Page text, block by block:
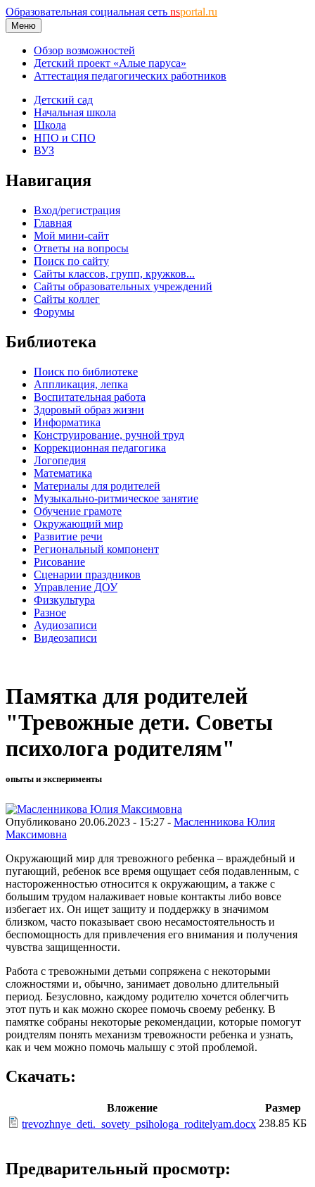
Образовательная социальная сеть nsportal.ru
Меню
Обзор возможностей
Детский проект «Алые паруса»
Аттестация педагогических работников
Детский сад
Начальная школа
Школа
НПО и СПО
ВУЗ
Навигация
Вход/регистрация
Главная
Мой мини-сайт
Ответы на вопросы
Поиск по сайту
Сайты классов, групп, кружков...
Сайты образовательных учреждений
Сайты коллег
Форумы
Библиотека
Поиск по библиотеке
Аппликация, лепка
Воспитательная работа
Здоровый образ жизни
Информатика
Конструирование, ручной труд
Коррекционная педагогика
Логопедия
Математика
Материалы для родителей
Музыкально-ритмическое занятие
Обучение грамоте
Окружающий мир
Развитие речи
Региональный компонент
Рисование
Сценарии праздников
Управление ДОУ
Физкультура
Разное
Аудиозаписи
Видеозаписи
Памятка для родителей
"Тревожные дети. Советы
психолога родителям"
опыты и эксперименты
Опубликовано 20.06.2023 - 15:27 - Масленникова Юлия
Максимовна
Окружающий мир для тревожного ребенка – враждебный и
пугающий, ребенок все время ощущает себя подавленным, с
настороженностью относится к окружающим, а также с
большим трудом налаживает новые контакты либо вовсе
избегает их. Он ищет защиту и поддержку в значимом
близком, часто показывает свою несамостоятельность и
беспомощность для привлечения его внимания и получения
чувства защищенности.
Работа с тревожными детьми сопряжена с некоторыми
сложностями и, обычно, занимает довольно длительный
период. Безусловно, каждому родителю хочется облегчить
этот путь и как можно скорее помочь своему ребенку. В
памятке собраны некоторые рекомендации, которые помогут
роидтелям понять механизм тревожности ребенка и узнать,
как и чем можно помочь малышу с этой проблемой.
Скачать:
Вложение
Размер
trevozhnye_deti._sovety_psihologa_roditelyam.docx 238.85 КБ
Предварительный просмотр: